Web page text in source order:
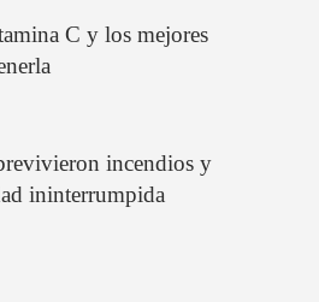
C y los mejores
incendios y
ininterrumpida